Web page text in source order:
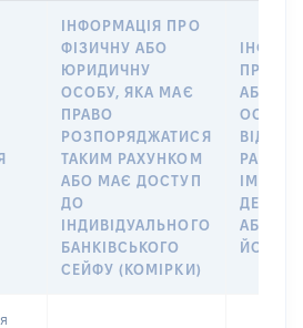
ІНФОРМАЦІЯ ПРО
ФІЗИЧНУ АБО
ЮРИДИЧНУ
ОСОБУ, ЯКА МАЄ
ПРАВО
РОЗПОРЯДЖАТИСЯ
ТАКИМ РАХУНКОМ
АБО МАЄ ДОСТУП
ДО
ІНДИВІДУАЛЬНОГО
БАНКІВСЬКОГО
СЕЙФУ (КОМІРКИ)
ПРО
АБО
ОСОБУ,
ІМ’Я
АБО
ЙОГО